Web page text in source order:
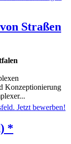
Straßen
Konzeptionierung
*